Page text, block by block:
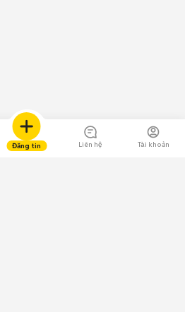
Đăng tin Liên hệ Tài khoản